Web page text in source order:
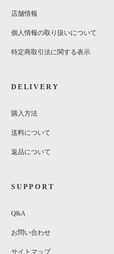
店舗情報
個人情報の取り扱いについて
特定商取引法に関する表示
DELIVERY
購入方法
送料について
返品について
SUPPORT
Q&A
お問い合わせ
サイトマップ